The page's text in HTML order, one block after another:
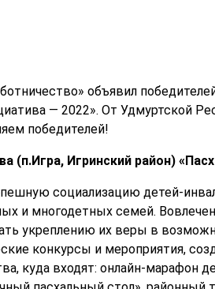
объявил
— 2022». От Удмуртской
победителей!
(п.Игра, Игринский район)
социализацию детей-
и многодетных семей.
укреплению их веры в
конкурсы и мероприятия,
куда входят: онлайн-марафон